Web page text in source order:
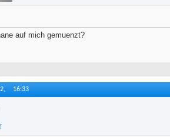
auf mich gemuenzt?
16:33